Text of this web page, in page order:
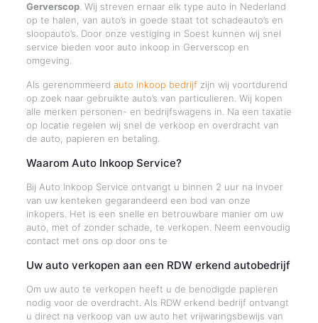
Gerverscop. Wij streven ernaar elk type auto in Nederland
op te halen, van auto’s in goede staat tot schadeauto’s en
sloopauto’s. Door onze vestiging in Soest kunnen wij snel
service bieden voor auto inkoop in Gerverscop en
omgeving.
Als gerenommeerd auto inkoop bedrijfzijn wij voortdurend
op zoek naar gebruikte auto’s van particulieren. Wij kopen
alle merken personen- en bedrijfswagens in. Na een taxatie
op locatie regelen wij snel de verkoop en overdracht van
de auto, papieren en betaling.
Waarom Auto Inkoop Service?
Bij Auto Inkoop Service ontvangt u binnen 2 uur na invoer
van uw kenteken gegarandeerd een bod van onze
inkopers. Het is een snelle en betrouwbare manier om uw
auto, met of zonder schade, te verkopen. Neem eenvoudig
contact met ons op door ons te
Uw auto verkopen aan een RDW erkend autobedrijf
Om uw auto te verkopen heeft u de benodigde papieren
nodig voor de overdracht. Als RDW erkend bedrijf ontvangt
u direct na verkoop van uw auto het vrijwaringsbewijs van